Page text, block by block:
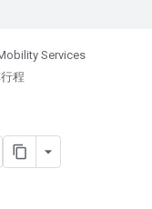
Services
程